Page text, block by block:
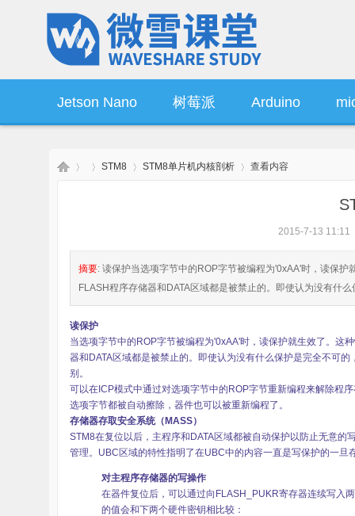
Jetson Nano 树莓派 Arduino
STM8 STM8单片机内核剖析 查看内容
2015-7-13 11:11
摘要: 读保护当选项字节中的ROP字节被编程为'0xAA'时，读保
FLASH程序存储器和DATA区域都是被禁止的。即使认为没有什
读保护
当选项字节中的ROP字节被编程为'0xAA'时，读保护就生效了。这
器和DATA区域都是被禁止的。即使认为没有什么保护是完全不可
别。
可以在ICP模式中通过对选项字节中的ROP字节重新编程来解除程
选项字节都被自动擦除，器件也可以被重新编程了。
存储器存取安全系统（MASS）
STM8在复位以后，主程序和DATA区域都被自动保护以防止无意
管理。UBC区域的特性指明了在UBC中的内容一直是写保护的一
对主程序存储器的写操作
在器件复位后，可以通过向FLASH_PUKR寄存器连续写入
的值会和下两个硬件密钥相比较：